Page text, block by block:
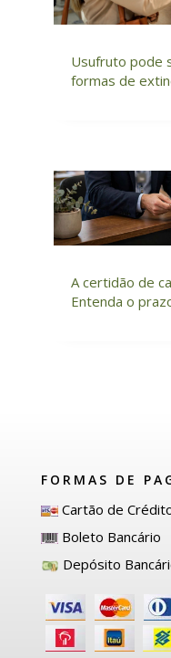
Usufruto pode
formas de
A certidão de
Entenda o
FORMAS DE
Cartão de
Boleto Bancário
Depósito